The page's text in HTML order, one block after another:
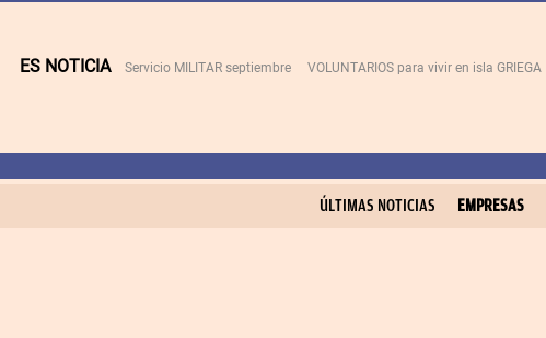
ES NOTICIA Servicio MILITAR septiembre VOLUNTARIOS para vivir en isla GRIEGA
ÚLTIMAS NOTICIAS EMPRESAS